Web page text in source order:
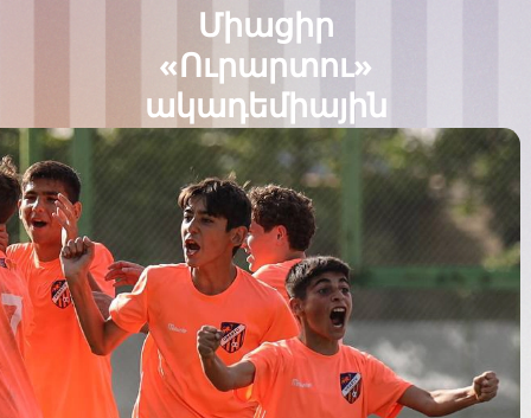
Միացիր
«Ուրարտու»
ակադեմիային